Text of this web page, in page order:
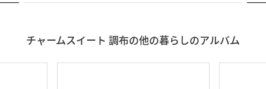
チャームスイート 調布の他の暮らしのアルバム